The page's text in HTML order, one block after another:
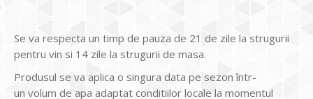
Se va respecta un timp de pauza de 21 de zile la strugurii
pentru vin si 14 zile la strugurii de masa.
Produsul se va aplica o singura data pe sezon într-
un volum de apa adaptat conditiilor locale la momentul